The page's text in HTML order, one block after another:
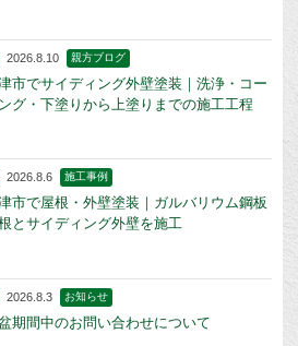
2026.8.10 親方ブログ
市でサイディング外壁塗装｜洗浄・コー
グ・下塗りから上塗りまでの施工工程
2026.8.6 施工事例
市で屋根・外壁塗装｜ガルバリウム鋼板
とサイディング外壁を施工
2026.8.3 お知らせ
期間中のお問い合わせについて